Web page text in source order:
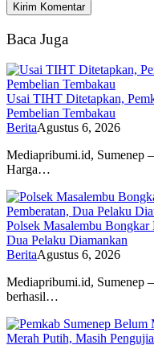
Baca Juga
Usai TIHT Ditetapkan,
Pembelian Tembakau
BeritaAgustus 6, 2026
Mediapribumi.id, Sumenep
Harga…
Polsek Masalembu Bongkar
Dua Pelaku Diamankan
BeritaAgustus 6, 2026
Mediapribumi.id, Sumenep
berhasil…